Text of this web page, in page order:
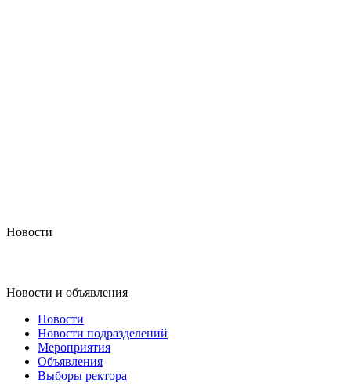
Новости
Новости и объявления
Новости
Новости подразделений
Мероприятия
Объявления
Выборы ректора